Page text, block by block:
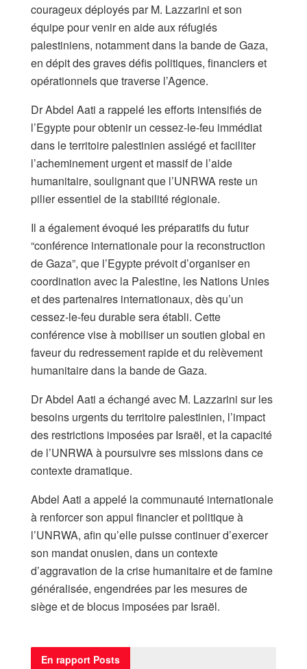
courageux déployés par M. Lazzarini et son
équipe pour venir en aide aux réfugiés
palestiniens, notamment dans la bande de Gaza,
en dépit des graves défis politiques, financiers et
opérationnels que traverse l’Agence.
Dr Abdel Aati a rappelé les efforts intensifiés de
l’Egypte pour obtenir un cessez-le-feu immédiat
dans le territoire palestinien assiégé et faciliter
l’acheminement urgent et massif de l’aide
humanitaire, soulignant que l’UNRWA reste un
pilier essentiel de la stabilité régionale.
Il a également évoqué les préparatifs du futur
“conférence internationale pour la reconstruction
de Gaza”, que l’Egypte prévoit d’organiser en
coordination avec la Palestine, les Nations Unies
et des partenaires internationaux, dès qu’un
cessez-le-feu durable sera établi. Cette
conférence vise à mobiliser un soutien global en
faveur du redressement rapide et du relèvement
humanitaire dans la bande de Gaza.
Dr Abdel Aati a échangé avec M. Lazzarini sur les
besoins urgents du territoire palestinien, l’impact
des restrictions imposées par Israël, et la capacité
de l’UNRWA à poursuivre ses missions dans ce
contexte dramatique.
Abdel Aati a appelé la communauté internationale
à renforcer son appui financier et politique à
l’UNRWA, afin qu’elle puisse continuer d’exercer
son mandat onusien, dans un contexte
d’aggravation de la crise humanitaire et de famine
généralisée, engendrées par les mesures de
siège et de blocus imposées par Israël.
En rapport Posts